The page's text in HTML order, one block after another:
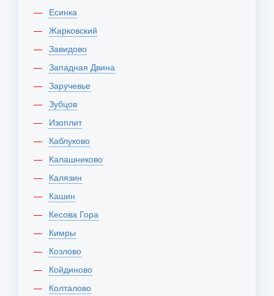
Есинка
Жарковский
Завидово
Западная Двина
Заручевье
Зубцов
Изоплит
Каблуково
Калашниково
Калязин
Кашин
Кесова Гора
Кимры
Козлово
Койдиново
Колталово